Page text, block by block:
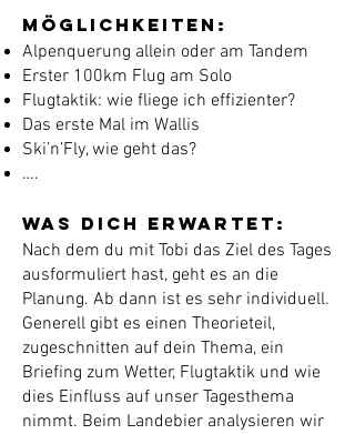
Möglichkeiten:
Alpenquerung allein oder am Tandem
Erster 100km Flug am Solo
Flugtaktik: wie fliege ich effizienter?
Das erste Mal im Wallis
Ski’n’Fly, wie geht das?
….
Was dich erwartet:
Nach dem du mit Tobi das Ziel des Tages
ausformuliert hast, geht es an die
Planung. Ab dann ist es sehr individuell.
Generell gibt es einen Theorieteil,
zugeschnitten auf dein Thema, ein
Briefing zum Wetter, Flugtaktik und wie
dies Einfluss auf unser Tagesthema
nimmt. Beim Landebier analysieren wir